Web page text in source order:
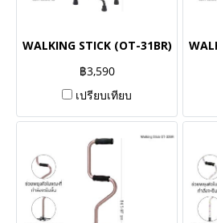
WALKING STICK (OT-31BR)
฿3,590
เปรียบเทียบ